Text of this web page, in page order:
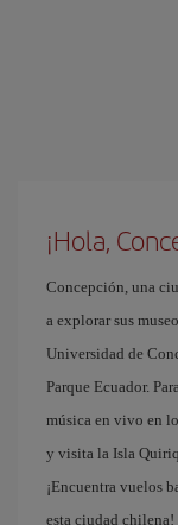
¡Hola,
Concepción, una
a explorar sus
Universidad de
Parque Ecuador.
música en vivo en
y visita la Isla
¡Encuentra vuelos
esta ciudad chilena!